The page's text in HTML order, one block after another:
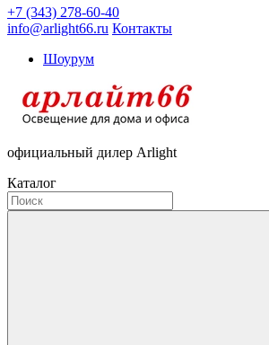
+7 (343) 278-60-40
info@arlight66.ru Контакты
Шоурум
официальный дилер Arlight
Каталог